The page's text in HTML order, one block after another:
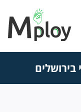
בירושלים